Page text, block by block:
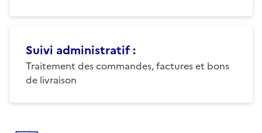
Suivi administratif:
Traitement des commandes, factures et bons
de livraison